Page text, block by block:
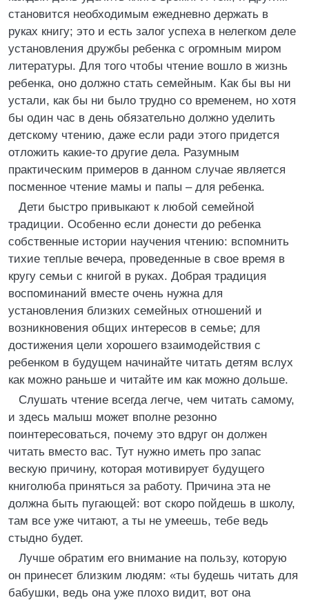
становится необходимым ежедневно держать в
руках книгу; это и есть залог успеха в нелегком деле
установления дружбы ребенка с огромным миром
литературы. Для того чтобы чтение вошло в жизнь
ребенка, оно должно стать семейным. Как бы вы ни
устали, как бы ни было трудно со временем, но хотя
бы один час в день обязательно должно уделить
детскому чтению, даже если ради этого придется
отложить какие‑то другие дела. Разумным
практическим примеров в данном случае является
посменное чтение мамы и папы – для ребенка.
Дети быстро привыкают к любой семейной
традиции. Особенно если донести до ребенка
собственные истории научения чтению: вспомнить
тихие теплые вечера, проведенные в свое время в
кругу семьи с книгой в руках. Добрая традиция
воспоминаний вместе очень нужна для
установления близких семейных отношений и
возникновения общих интересов в семье; для
достижения цели хорошего взаимодействия с
ребенком в будущем начинайте читать детям вслух
как можно раньше и читайте им как можно дольше.
Слушать чтение всегда легче, чем читать самому,
и здесь малыш может вполне резонно
поинтересоваться, почему это вдруг он должен
читать вместо вас. Тут нужно иметь про запас
вескую причину, которая мотивирует будущего
книголюба приняться за работу. Причина эта не
должна быть пугающей: вот скоро пойдешь в школу,
там все уже читают, а ты не умеешь, тебе ведь
стыдно будет.
Лучше обратим его внимание на пользу, которую
он принесет близким людям: «ты будешь читать для
бабушки, ведь она уже плохо видит, вот она